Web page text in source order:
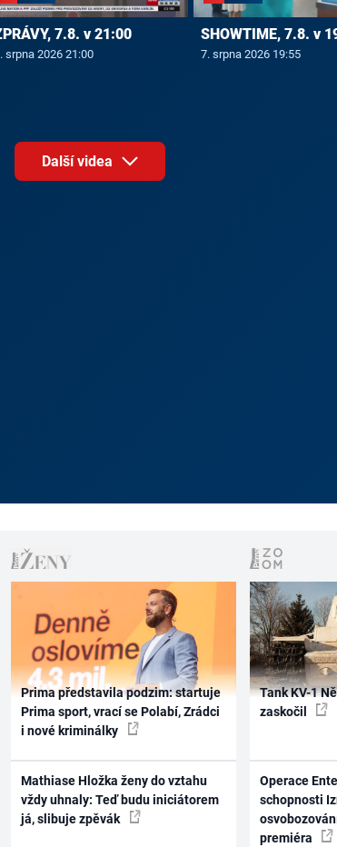
7.8. v 21:00
srpna 2026 21:00
SHOWTIME, 7.8. v
7. srpna 2026 19:55
Další videa
Prima představila podzim: startuje
Prima sport, vrací se Polabí, Zrádci
i nové kriminálky
Mathiase Hložka ženy do vztahu
vždy uhnaly: Teď budu iniciátorem
já, slibuje zpěvák
Tank KV-1
zaskočil
Operace
schopnosti
premiéra